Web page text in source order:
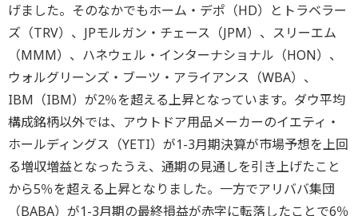
げました。そのなかでもホーム・デポ（HD）とトラベラー
ズ（TRV）、JPモルガン・チェース（JPM）、スリーエム
（MMM）、ハネウェル・インターナショナル（HON）、
ウォルグリーンズ・ブーツ・アライアンス（WBA）、
IBM（IBM）が2％を超える上昇となっています。ダウ平均
構成銘柄以外では、アウトドア用品メーカーのイエティ・
ホールディングス（YETI）が1-3月期決算が市場予想を上回
る増収増益となったうえ、通期の見通しを引き上げたこと
から5％を超える上昇となりました。一方でアリババ集団
（BABA）が1-3月期の最終損益が赤字に転落したことで6％